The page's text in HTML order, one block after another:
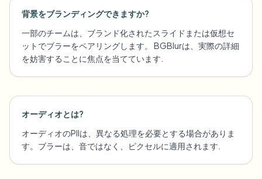
背景をブランディングできますか?
一部のチームは、ブランド化されたスライドまたは仮想セ
ットでブラーをペアリングします。 BGBlurは、実際の詳細
を妨害することに焦点を当てています.
オーディオとは?
オーディオのPIIは、異なる処理を必要とする場合がありま
す。ブラーは、音ではなく、ピクセルに適用されます.